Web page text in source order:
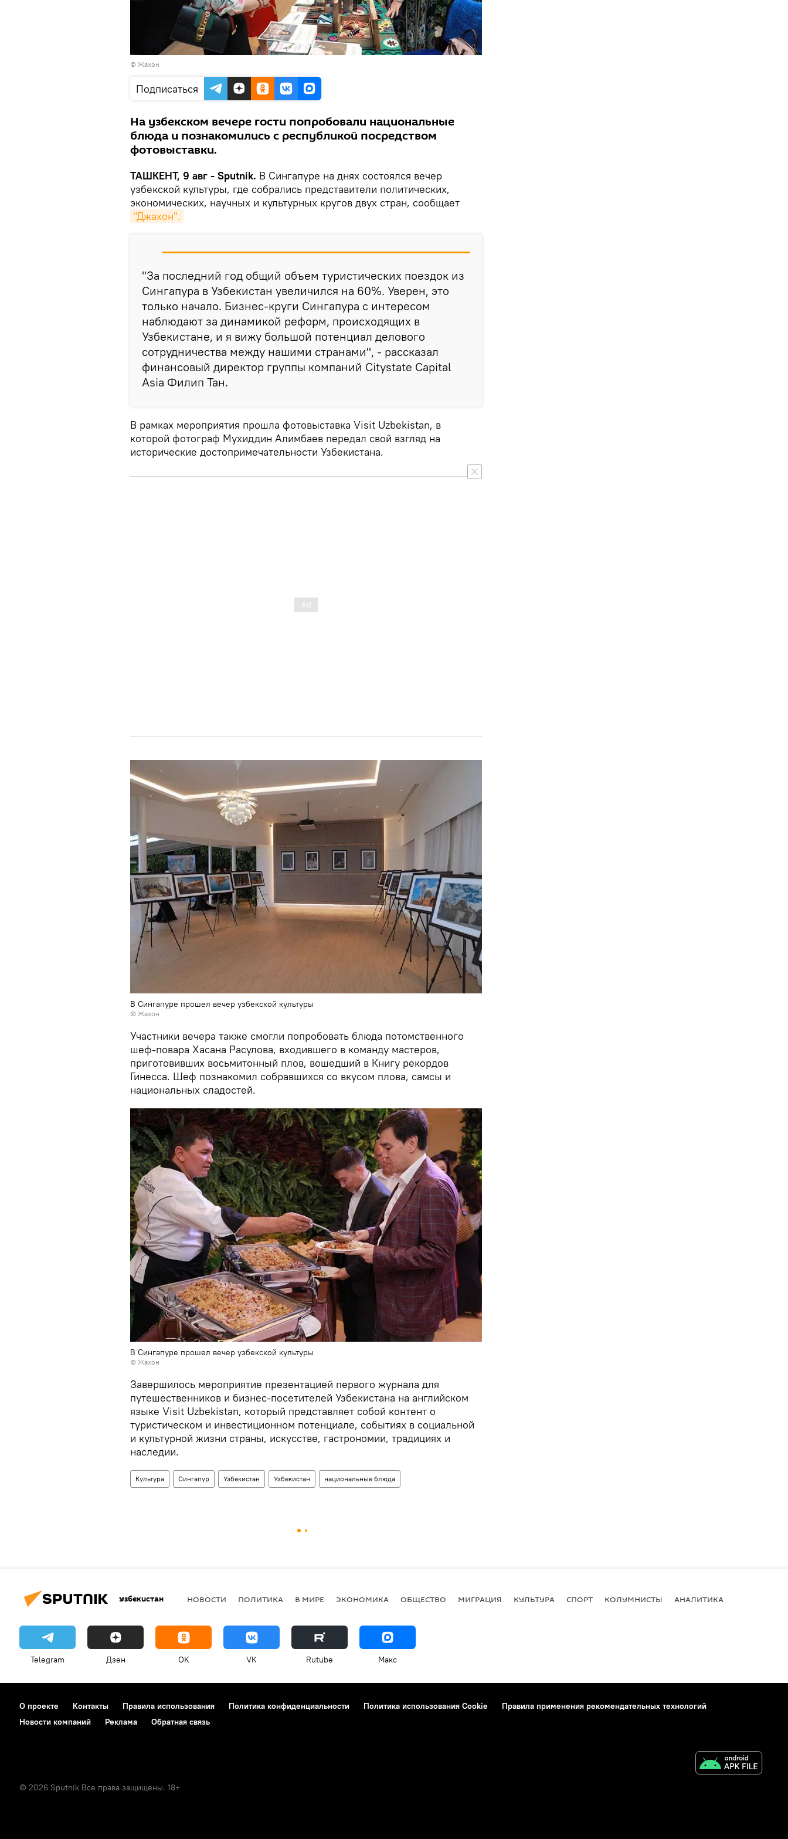
© Жахон
Подписаться
На узбекском вечере гости попробовали национальные
блюда и познакомились с республикой посредством
фотовыставки.
ТАШКЕНТ, 9 авг - Sputnik. В Сингапуре на днях состоялся вечер
узбекской культуры, где собрались представители политических,
экономических, научных и культурных кругов двух стран, сообщает
"Джахон".
"За последний год общий объем туристических поездок из
Сингапура в Узбекистан увеличился на 60%. Уверен, это
только начало. Бизнес-круги Сингапура с интересом
наблюдают за динамикой реформ, происходящих в
Узбекистане, и я вижу большой потенциал делового
сотрудничества между нашими странами", - рассказал
финансовый директор группы компаний Citystate Capital
Asia Филип Тан.
В рамках мероприятия прошла фотовыставка Visit Uzbekistan, в
которой фотограф Мухиддин Алимбаев передал свой взгляд на
исторические достопримечательности Узбекистана.
В Сингапуре прошел вечер узбекской культуры
© Жахон
Участники вечера также смогли попробовать блюда потомственного
шеф-повара Хасана Расулова, входившего в команду мастеров,
приготовивших восьмитонный плов, вошедший в Книгу рекордов
Гинесса. Шеф познакомил собравшихся со вкусом плова, самсы и
национальных сладостей.
В Сингапуре прошел вечер узбекской культуры
© Жахон
Завершилось мероприятие презентацией первого журнала для
путешественников и бизнес-посетителей Узбекистана на английском
языке Visit Uzbekistan, который представляет собой контент о
туристическом и инвестиционном потенциале, событиях в социальной
и культурной жизни страны, искусстве, гастрономии, традициях и
наследии.
Культура Сингапур Узбекистан Узбекистан национальные блюда
Узбекистан НОВОСТИ ПОЛИТИКА В МИРЕ ЭКОНОМИКА ОБЩЕСТВО МИГРАЦИЯ КУЛЬТУРА СПОРТ КОЛУМНИСТЫ АНАЛИТИКА
Telegram Дзен OK VK Rutube Макс
О проекте Контакты Правила использования Политика конфиденциальности Политика использования Cookie
Правила применения рекомендательных технологий
Новости компаний
Реклама Обратная связь
© 2026 Sputnik Все права защищены. 18+